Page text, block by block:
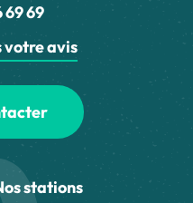
69 69
votre avis
stations